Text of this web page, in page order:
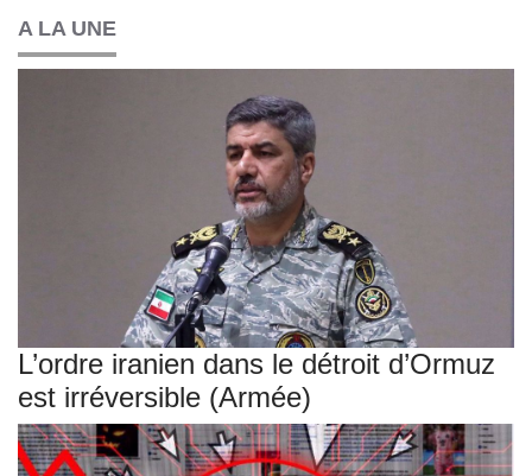
A LA UNE
L’ordre iranien dans le détroit d’Ormuz
est irréversible (Armée)